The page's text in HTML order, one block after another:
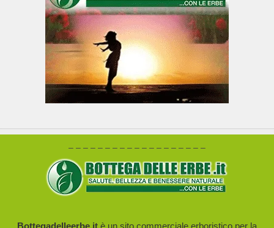
– – – – – – – – – – – – – – – – – – –